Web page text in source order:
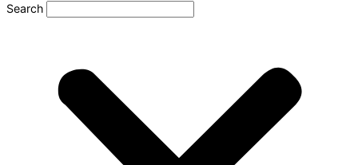
Search